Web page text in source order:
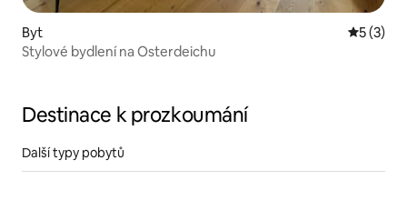
Byt
5 (3)
Stylové bydlení na Osterdeichu
Destinace k prozkoumání
Další typy pobytů